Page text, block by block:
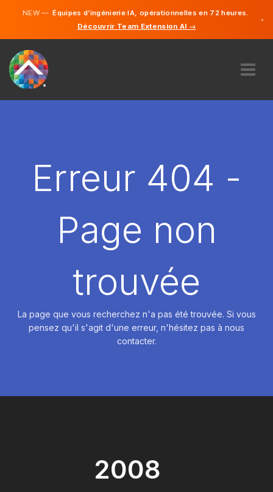
NEW —Équipes d’ingénierie IA, opérationnelles en 72 heures.
Découvrir Team Extension AI →
×
DÉMARRER
Erreur 404 -
Page non
trouvée
La page que vous recherchez n'a pas été trouvée. Si vous
pensez qu'il s'agit d'une erreur, n'hésitez pas à nous
contacter.
2008